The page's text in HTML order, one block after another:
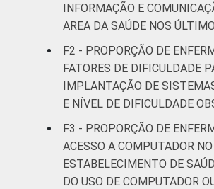
31 a 40
41 anos
mais
LOCALIZAÇÃO Capital
Interior
INFORMAÇÃO E
AREA DA SAÚDE NOS
F2 - PROPORÇÃO DE
FATORES DE DIFICULDADE
IMPLANTAÇÃO DE
E NÍVEL DE DIFICULDADE
F3 - PROPORÇÃO DE
ACESSO A COMPUTADOR NO
ESTABELECIMENTO DE
DO USO DE COMPUTADOR